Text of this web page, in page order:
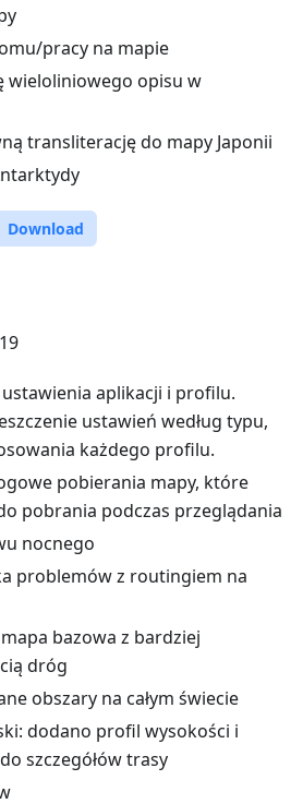
pracy na mapie
wieloliniowego opisu w
transliterację do mapy Japonii
Download
aplikacji i profilu.
ustawień według typu,
każdego profilu.
pobierania mapy, które
pobrania podczas przeglądania
nocnego
problemów z routingiem na
bazowa z bardziej
dróg
obszary na całym świecie
dodano profil wysokości i
szczegółów trasy